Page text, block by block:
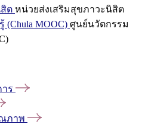
ต หน่วยส่งเสริมสุขภาวะนิสิต
MOOC) ศูนย์นวัตกรรม
ร
ภาพ